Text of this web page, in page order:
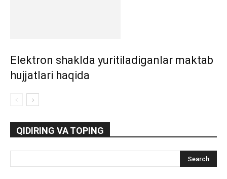
Elektron shaklda yuritiladiganlar maktab
hujjatlari haqida
QIDIRING VA TOPING